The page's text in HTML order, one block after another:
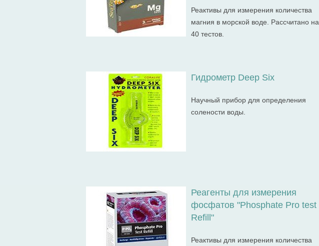
Реактивы для измерения количества
магния в морской воде. Рассчитано на
40 тестов.
Гидрометр Deep Six
Научный прибор для определения
солености воды.
Реагенты для измерения
фосфатов "Phosphate Pro test
Refill"
Реактивы для измерения количества